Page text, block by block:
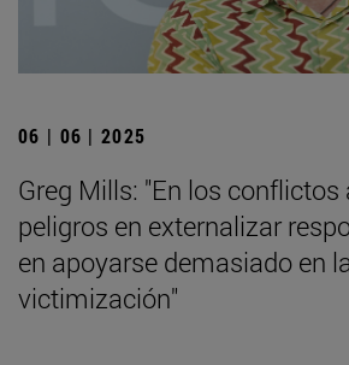
06 | 06 | 2025
Greg Mills: "En los
peligros en externalizar
en apoyarse demasiado en
victimización"